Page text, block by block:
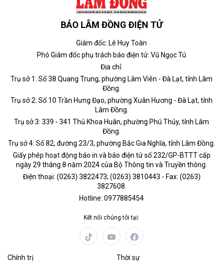
BÁO LÂM ĐỒNG ĐIỆN TỬ
Giám đốc: Lê Huy Toàn
Phó Giám đốc phụ trách báo điện tử: Vũ Ngọc Tú
Địa chỉ:
Trụ sở 1: Số 38 Quang Trung, phường Lâm Viên - Đà Lạt, tỉnh Lâm
Đồng.
Trụ sở 2: Số 10 Trần Hưng Đạo, phường Xuân Hương - Đà Lạt, tỉnh
Lâm Đồng.
Trụ sở 3: 339 - 341 Thủ Khoa Huân, phường Phú Thủy, tỉnh Lâm
Đồng.
Trụ sở 4: Số 82, đường 23/3, phường Bắc Gia Nghĩa, tỉnh Lâm Đồng.
Giấy phép hoạt động báo in và báo điện tử số 232/GP-BTTT cấp
ngày 29 tháng 8 năm 2024 của Bộ Thông tin và Truyền thông.
Điện thoại: (0263) 3822473; (0263) 3810443 - Fax: (0263)
3827608.
Hotline: 0977885454
Kết nối chúng tôi tại:
Chính trị Thời sự